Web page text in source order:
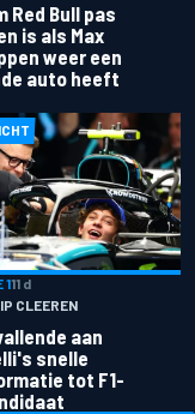
Red Bull pas
is als Max
weer een
auto heeft
111 d
CLEEREN
aan
snelle
tot F1-